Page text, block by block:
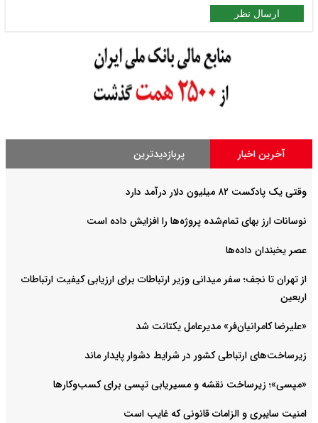
ارسال نظر
آخرین اخبار پربازدیدترین
وقتی یک پادکست ۸۲ میلیون دلار درآمد دارد
نوسانات ارز بهای تمام‌شده پروژه‌ها را افزایش داده است
عصر یخبندان داده‌ها
از تهران تا نجف؛ سفر میدانی وزیر ارتباطات برای ارزیابی کیفیت ارتباطات
اربعین
«علیرضا کامرانیان‌فر» مدیرعامل یکتانت شد
زیرساخت‌های ارتباطی کشور در شرایط دشوار پایدار ماند
«مپسی»؛ زیرساخت نقشه و مسیریابی تپسی برای کسب‌وکارها
امنیت سایبری و الزامات قانونی که غایب است